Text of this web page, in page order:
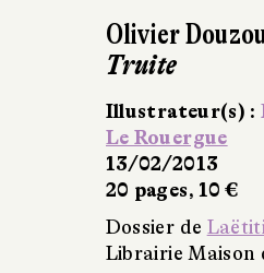
Frédérique Bertrand
Laëtitia Cador
du livre (Rodez)